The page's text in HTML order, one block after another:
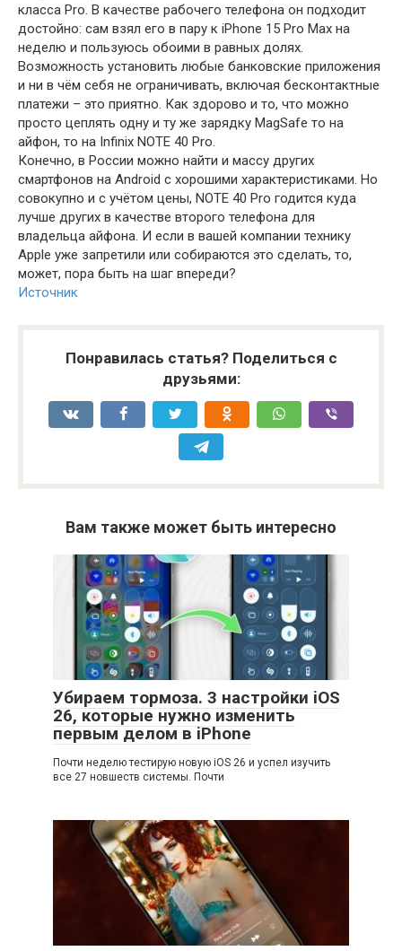
класса Pro. В качестве рабочего телефона он подходит
достойно: сам взял его в пару к iPhone 15 Pro Max на
неделю и пользуюсь обоими в равных долях.
Возможность установить любые банковские приложения
и ни в чём себя не ограничивать, включая бесконтактные
платежи – это приятно. Как здорово и то, что можно
просто цеплять одну и ту же зарядку MagSafe то на
айфон, то на Infinix NOTE 40 Pro.
Конечно, в России можно найти и массу других
смартфонов на Android с хорошими характеристиками. Но
совокупно и с учётом цены, NOTE 40 Pro годится куда
лучше других в качестве второго телефона для
владельца айфона. И если в вашей компании технику
Apple уже запретили или собираются это сделать, то,
может, пора быть на шаг впереди?
Источник
Понравилась статья? Поделиться с
друзьями:
Вам также может быть интересно
Убираем тормоза. 3 настройки iOS
26, которые нужно изменить
первым делом в iPhone
Почти неделю тестирую новую iOS 26 и успел изучить
все 27 новшеств системы. Почти